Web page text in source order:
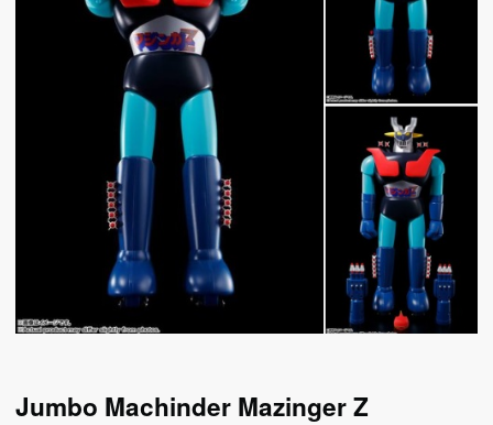
Jumbo Machinder Mazinger Z